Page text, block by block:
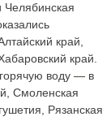
Челябинская
край,
край.
воду — в
Смоленская
Рязанская